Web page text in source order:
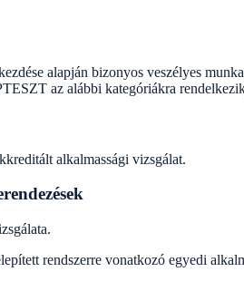
alapján bizonyos veszélyes
az alábbi kategóriákra
alkalmassági vizsgálat.
rendszerre vonatkozó egyedi